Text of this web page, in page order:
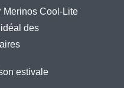
Merinos Cool-Lite
des
estivale